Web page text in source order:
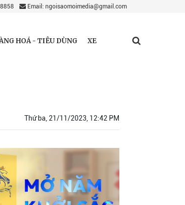
Email: ngoisaomoimedia@gmail.com
HOÁ - TIÊU DÙNG XE
Thứ ba, 21/11/2023, 12:42 PM